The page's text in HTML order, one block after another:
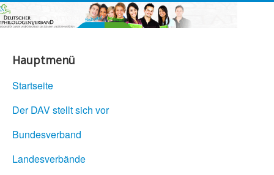
Hauptmenü
Startseite
Der DAV stellt sich vor
Bundesverband
Landesverbände